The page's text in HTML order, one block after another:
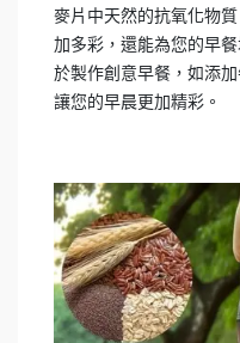
麥片中天然的抗氧化物
加多彩，還能為您的早
於製作創意早餐，如添
讓您的早晨更加精彩。